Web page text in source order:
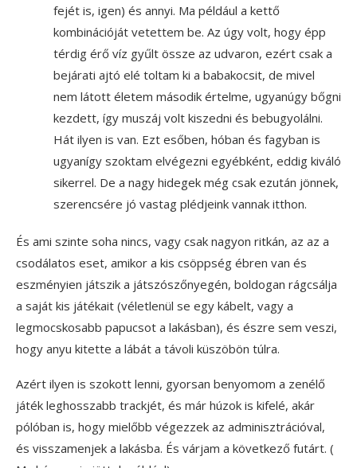
fejét is, igen) és annyi. Ma például a kettő
kombinációját vetettem be. Az úgy volt, hogy épp
térdig érő víz gyűlt össze az udvaron, ezért csak a
bejárati ajtó elé toltam ki a babakocsit, de mivel
nem látott életem második értelme, ugyanúgy bőgni
kezdett, így muszáj volt kiszedni és bebugyolálni.
Hát ilyen is van. Ezt esőben, hóban és fagyban is
ugyanígy szoktam elvégezni egyébként, eddig kiváló
sikerrel. De a nagy hidegek még csak ezután jönnek,
szerencsére jó vastag plédjeink vannak itthon.
És ami szinte soha nincs, vagy csak nagyon ritkán, az az a
csodálatos eset, amikor a kis csöppség ébren van és
eszményien játszik a játszószőnyegén, boldogan rágcsálja
a saját kis játékait (véletlenül se egy kábelt, vagy a
legmocskosabb papucsot a lakásban), és észre sem veszi,
hogy anyu kitette a lábát a távoli küszöbön túlra.
Azért ilyen is szokott lenni, gyorsan benyomom a zenélő
játék leghosszabb trackjét, és már húzok is kifelé, akár
pólóban is, hogy mielőbb végezzek az adminisztrációval,
és visszamenjek a lakásba. És várjam a következő futárt. (